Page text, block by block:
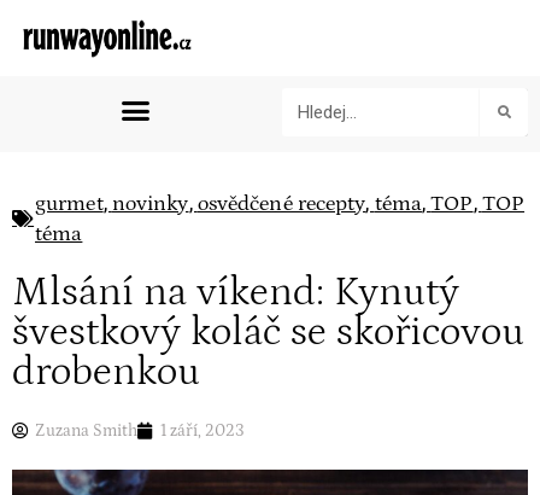
gurmet, novinky, osvědčené recepty, téma,TOP, TOP
téma
Mlsání na víkend: Kynutý
švestkový koláč se skořicovou
drobenkou
Zuzana Smith 1 září, 2023